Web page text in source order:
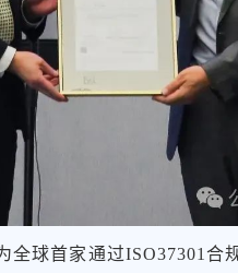
全球首家通过ISO37301合